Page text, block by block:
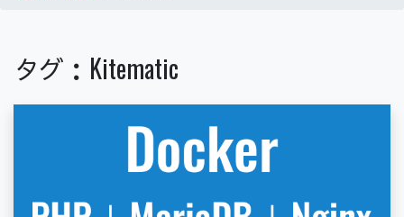
タグ ： Kitematic